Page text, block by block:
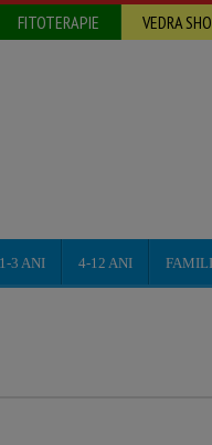
FITOTERAPIE VEDRA
1-3 ANI 4-12 ANI